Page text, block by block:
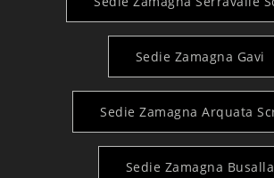
Sedie Zamagna Gavi
Sedie Zamagna Arquata
Sedie Zamagna Busalla